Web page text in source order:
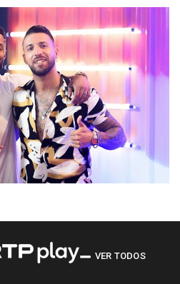
VER TODOS